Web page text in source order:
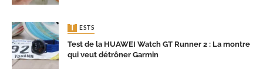
TESTS
Test de la HUAWEI Watch GT Runner 2 : La montre
qui veut détrôner Garmin